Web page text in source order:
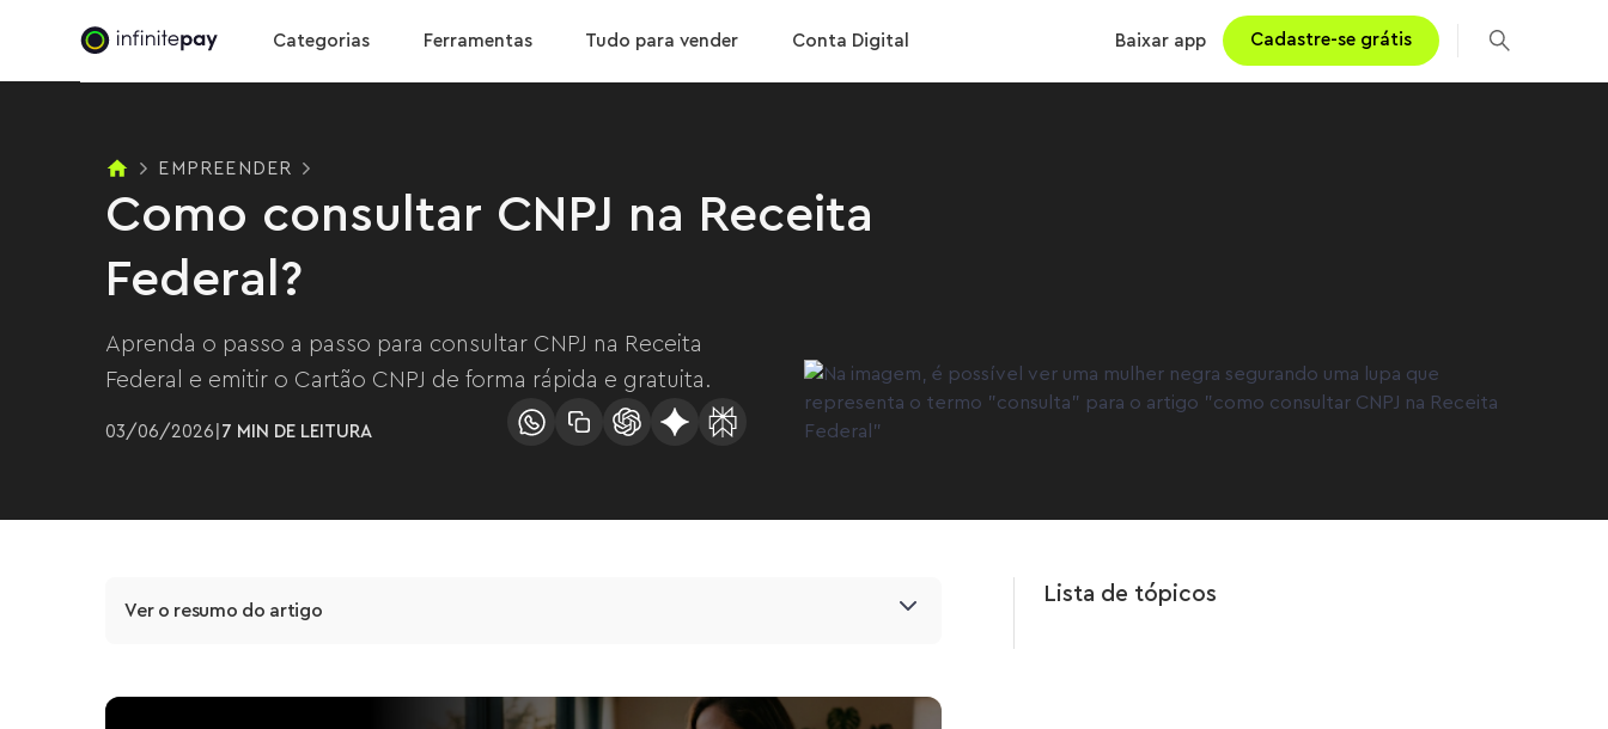
Categorias Ferramentas Tudo para vender Conta Digital Baixar app Cadastre-se grátis
Como consultar CNPJ na Receita Federal? Baixar App Confira nossas taxas
EMPREENDER
Como consultar CNPJ na Receita
Federal?
Aprenda o passo a passo para consultar CNPJ na Receita
Federal e emitir o Cartão CNPJ de forma rápida e gratuita.
03/06/2026 7 MIN DE LEITURA
Ver o resumo do artigo
Lista de tópicos